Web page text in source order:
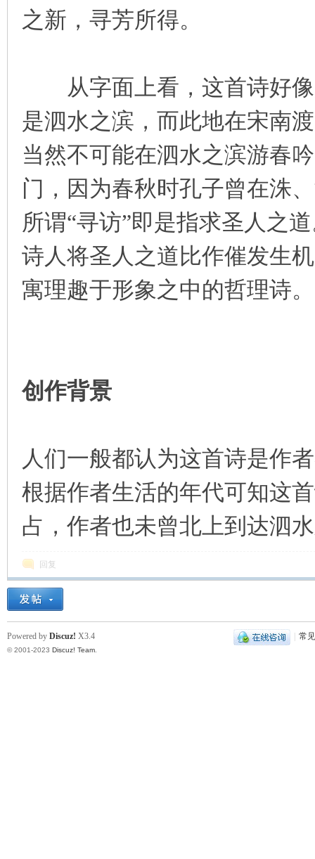
之新，寻芳所得。
从字面上看，这首诗好像
是泗水之滨，而此地在宋南
当然不可能在泗水之滨游春
门，因为春秋时孔子曾在洙
所谓“寻访”即是指求圣人之
诗人将圣人之道比作催发生
寓理趣于形象之中的哲理诗。
创作背景
人们一般都认为这首诗是作
根据作者生活的年代可知这
占，作者也未曾北上到达泗
回复
常
Powered by Discuz! X3.4
© 2001-2023 Discuz! Team